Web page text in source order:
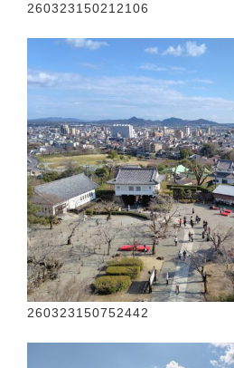
260323150212106
260323150752442